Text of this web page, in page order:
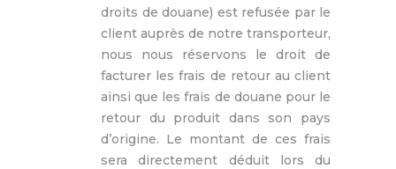
droits de douane) est refusée par le
client auprès de notre transporteur,
nous nous réservons le droit de
facturer les frais de retour au client
ainsi que les frais de douane pour le
retour du produit dans son pays
d’origine. Le montant de ces frais
sera directement déduit lors du